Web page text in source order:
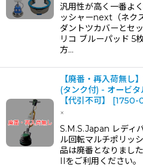
汎用性が高く一番よ
ッシャーnext（ネク
ダントツカバーとセ
リコ ブルーパッド 5
方…
【廃番・再入荷無し
(タンク付) - オービ
【代引不可】
[1750-
×
S.M.S.Japan レディ
ル回転マルチポリッ
品は廃番となりまし
IIをご利用ください